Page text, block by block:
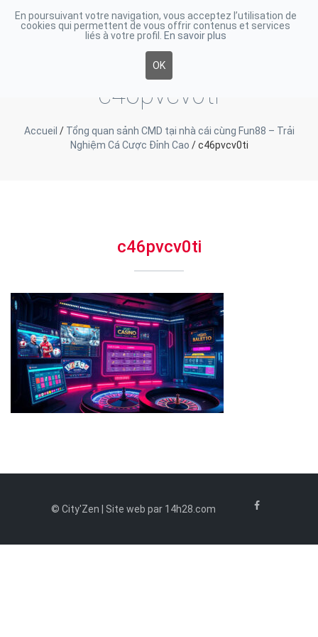
Toggle
c46pvcv0ti
Accueil / Tổng quan sảnh CMD tại nhà cái cùng Fun88 – Trải
Nghiệm Cá Cược Đỉnh Cao /c46pvcv0ti
c46pvcv0ti
© City'Zen | Site web par 14h28.com
En poursuivant votre navigation, vous acceptez l’utilisation de
cookies qui permettent de vous offrir contenus et services
liés à votre profil.
En savoir plus
OK